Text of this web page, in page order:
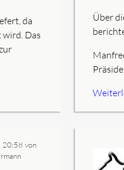
da
Das
Über
20:58 von